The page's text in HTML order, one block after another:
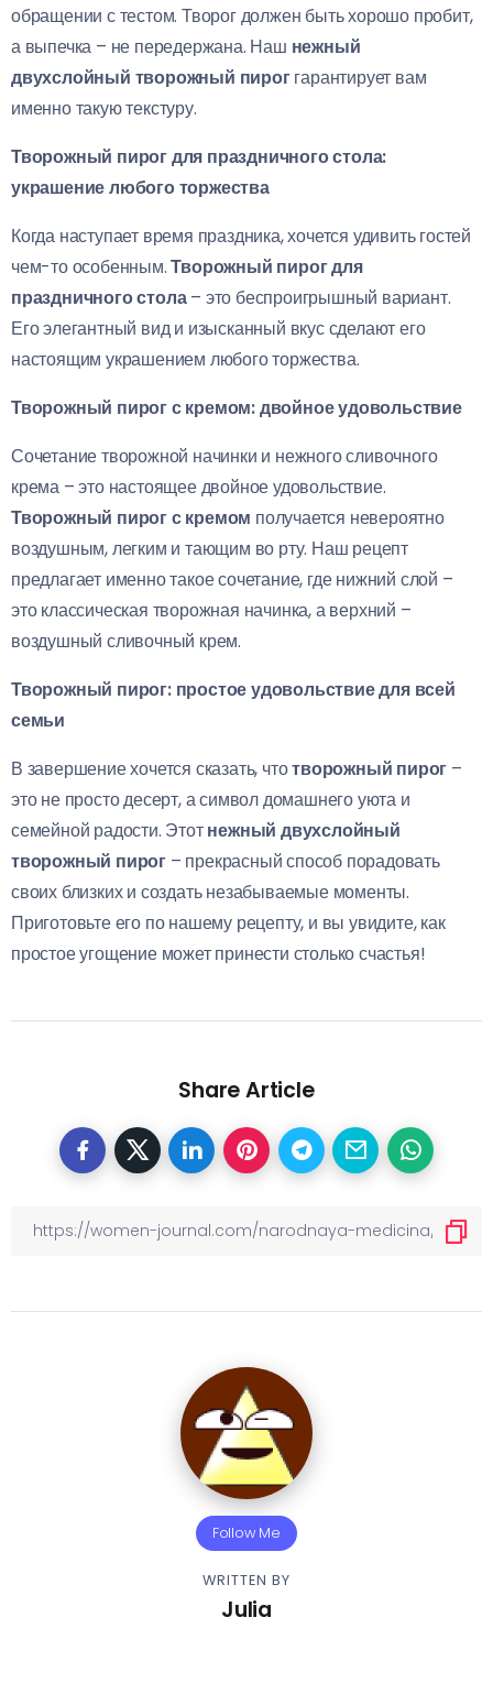
обращении с тестом. Творог должен быть хорошо пробит,
а выпечка – не передержана. Наш нежный
двухслойный творожный пироггарантирует вам
именно такую текстуру.
Творожный пирог для праздничного стола:
украшение любого торжества
Когда наступает время праздника, хочется удивить гостей
чем-то особенным.Творожный пирог для
праздничного стола– это беспроигрышный вариант.
Его элегантный вид и изысканный вкус сделают его
настоящим украшением любого торжества.
Творожный пирог с кремом: двойное удовольствие
Сочетание творожной начинки и нежного сливочного
крема – это настоящее двойное удовольствие.
Творожный пирог с кремом получается невероятно
воздушным, легким и тающим во рту. Наш рецепт
предлагает именно такое сочетание, где нижний слой –
это классическая творожная начинка, а верхний –
воздушный сливочный крем.
Творожный пирог: простое удовольствие для всей
семьи
В завершение хочется сказать, чтотворожный пирог –
это не просто десерт, а символ домашнего уюта и
семейной радости. Этотнежный двухслойный
творожный пирог – прекрасный способ порадовать
своих близких и создать незабываемые моменты.
Приготовьте его по нашему рецепту, и вы увидите, как
простое угощение может принести столько счастья!
Share Article
Follow Me
WRITTEN BY
Julia